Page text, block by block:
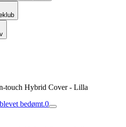
touch Hybrid Cover - Lilla
bedømt.0